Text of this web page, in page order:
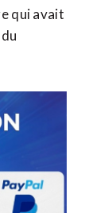
qui avait